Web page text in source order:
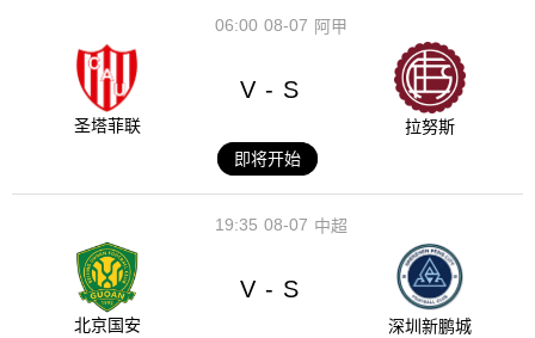
08-07
06:00 阿甲
圣塔菲联
V - S
拉努斯
即将开始
08-07
19:35 中超
北京国安
V - S
深圳新鹏城